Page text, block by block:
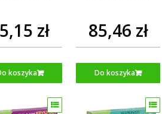
zł
koszyka
85,46 zł
Do koszyka